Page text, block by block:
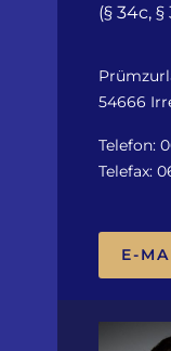
(§ 34c,
54666
Telefon:
Telefax:
E-